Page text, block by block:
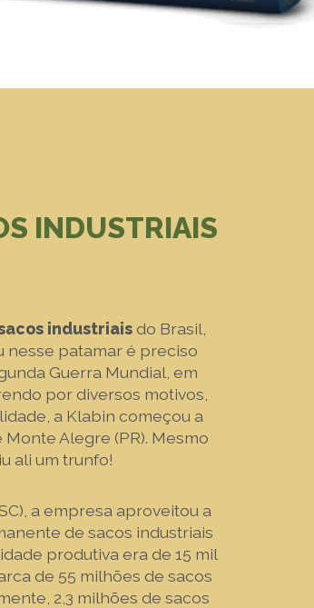
INDUSTRIAIS
industriaisdo Brasil,
nesse patamar é preciso
Guerra Mundial, em
por diversos motivos,
a Klabin começou a
Alegre (PR). Mesmo
ali um trunfo!
a empresa aproveitou a
de sacos industriais
produtiva era de 15 mil
de 55 milhões de sacos
2,3 milhões de sacos